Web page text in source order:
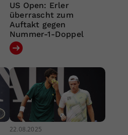
US Open: Erler
überrascht zum
Auftakt gegen
Nummer-1-Doppel
22.08.2025